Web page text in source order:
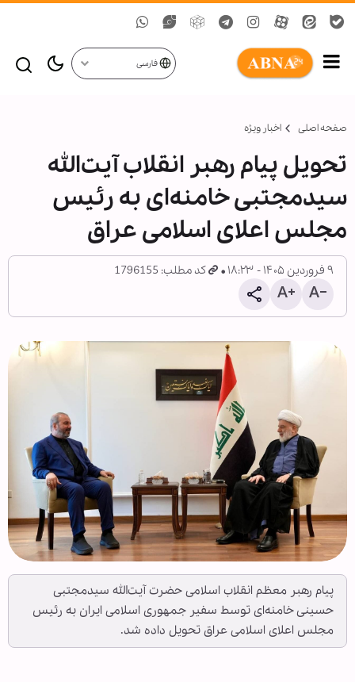
فارسی
صفحه اصلی اخبار ویژه
تحویل پیام رهبر انقلاب آیت‌الله
سیدمجتبی خامنه‌ای به رئیس
مجلس اعلای اسلامی عراق
۹ فروردین ۱۴۰۵ - ۱۸:۲۳ کد مطلب: 1796155
پیام رهبر معظم انقلاب اسلامی حضرت آیت‌الله سیدمجتبی
حسینی خامنه‌ای توسط سفیر جمهوری اسلامی ایران به رئیس
مجلس اعلای اسلامی عراق تحویل داده شد.